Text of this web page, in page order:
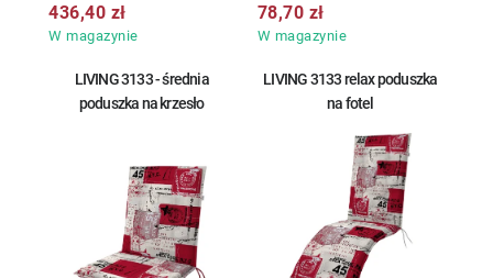
W magazynie
436,40 zł
W magazynie
78,70 zł
LIVING 3133 - średnia
poduszka na krzesło
LIVING 3133 relax poduszka
na fotel